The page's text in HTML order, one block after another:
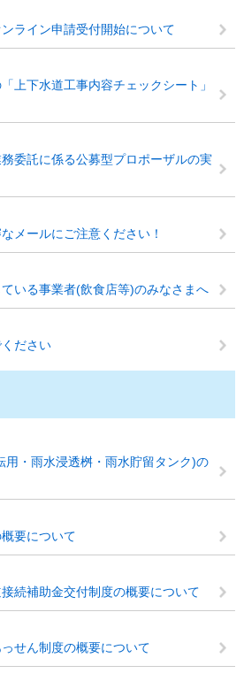
ライン申請受付開始について
上下水道工事内容チェックシート」
委託に係る公募型プロポーザルの実
メールにご注意ください！
いる事業者(飲食店等)のみなさまへ
ださい
用・雨水浸透桝・雨水貯留タンク)の
要について
続補助金交付制度の概要について
せん制度の概要について